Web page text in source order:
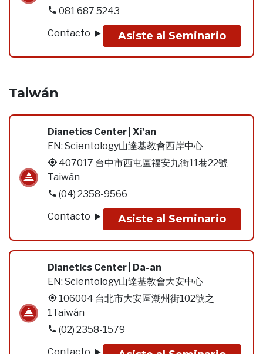
081 687 5243
Contacto
Asiste al Seminario
Taiwán
Dianetics Center | Xi'an
EN: Scientology山達基教會西岸中心
407017 台中市西屯區福安九街11巷22號
Taiwán
(04) 2358-9566
Contacto
Asiste al Seminario
Dianetics Center | Da-an
EN: Scientology山達基教會大安中心
106004 台北市大安區潮州街102號之
1Taiwán
(02) 2358-1579